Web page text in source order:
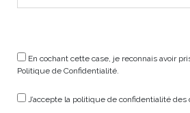
En cochant cette case, je reconnais avoir
Politique de Confidentialité.
J’accepte la politique de confidentialité des